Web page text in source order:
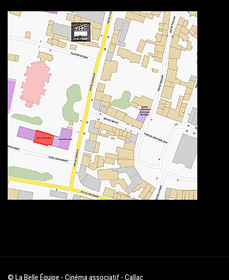
© La Belle Équipe - Cinéma associatif - Callac